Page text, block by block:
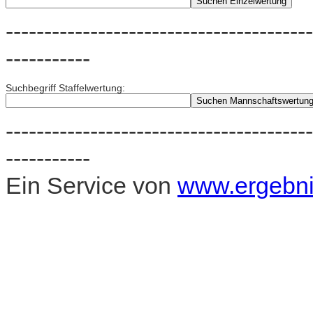
-----------
Suchbegriff Staffelwertung:
-----------
Ein Service von